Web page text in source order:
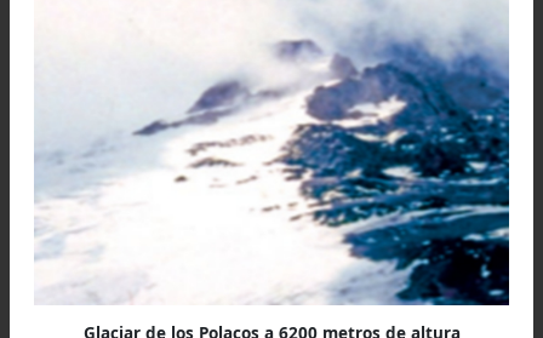
Se puede observar perfectamente la pendiente del
Glaciar de los Polacos.